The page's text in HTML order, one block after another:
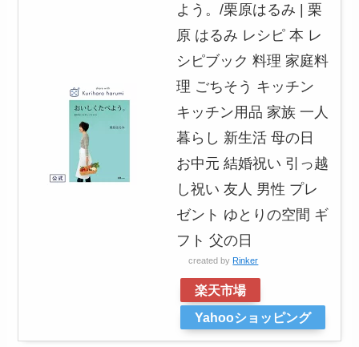
よう。/栗原はるみ | 栗
原 はるみ レシピ 本 レ
シピブック 料理 家庭料
理 ごちそう キッチン
キッチン用品 家族 一人
暮らし 新生活 母の日
お中元 結婚祝い 引っ越
し祝い 友人 男性 プレ
ゼント ゆとりの空間 ギ
フト 父の日
created by Rinker
楽天市場
Yahooショッピング